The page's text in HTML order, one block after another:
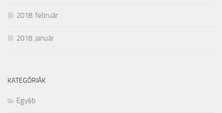
2018. február
2018. január
KATEGÓRIÁK
Egyéb